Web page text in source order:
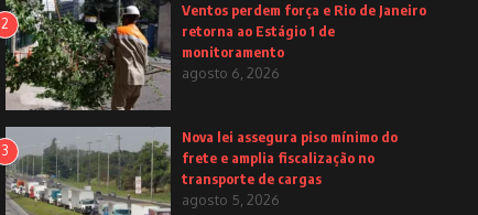
2
Ventos perdem força e Rio de Janeiro
retorna ao Estágio 1 de
monitoramento
agosto 6, 2026
3
Nova lei assegura piso mínimo do
frete e amplia fiscalização no
transporte de cargas
agosto 5, 2026